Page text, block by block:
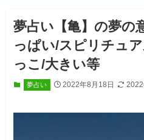
夢占い【亀】の夢の
っぱい/スピリチュ
っこ/大きい等
夢占い 2022年8月18日 2022